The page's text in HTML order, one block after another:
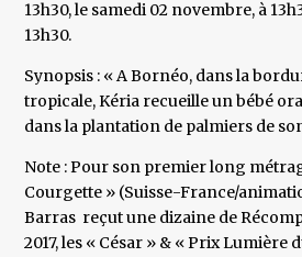
13h30, le samedi 02 novembre, à
13h30.
Synopsis : « A Bornéo, dans la
tropicale, Kéria recueille un bébé
dans la plantation de palmiers de
Note : Pour son premier long
Courgette » (Suisse-France/
Barras reçut une dizaine de
2017, les « César » & « Prix Lumière